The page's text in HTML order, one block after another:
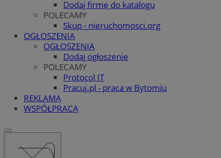
Dodaj firmę do katalogu
POLECAMY
Skup - nieruchomosci.org
OGŁOSZENIA
OGŁOSZENIA
Dodaj ogłoszenie
POLECAMY
Protocol IT
Pracuj.pl - praca w Bytomiu
REKLAMA
WSPÓŁPRACA